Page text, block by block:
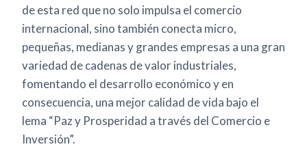
de esta red que no solo impulsa el comercio
internacional, sino también conecta micro,
pequeñas, medianas y grandes empresas a una gran
variedad de cadenas de valor industriales,
fomentando el desarrollo económico y en
consecuencia, una mejor calidad de vida bajo el
lema “Paz y Prosperidad a través del Comercio e
Inversión”.